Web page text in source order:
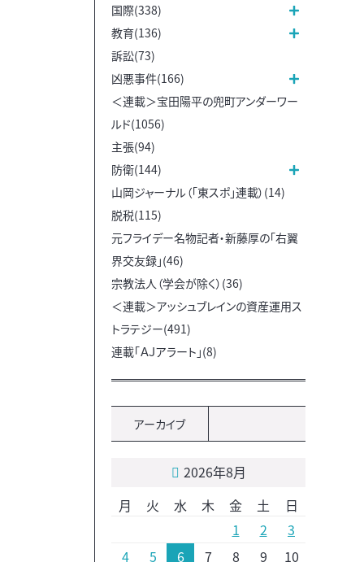
国際(338)
教育(136)
訴訟(73)
凶悪事件(166)
＜連載＞宝田陽平の兜町アンダーワー
ルド(1056)
主張(94)
防衛(144)
山岡ジャーナル（「東スポ」連載）(14)
脱税(115)
元フライデー名物記者・新藤厚の「右翼
界交友録」(46)
宗教法人（学会が除く）(36)
＜連載＞アッシュブレインの資産運用ス
トラテジー(491)
連載「ＡＪアラート」(8)
アーカイブ
2026年8月
月
火 水 木 金 土
日
1
2
3
4
5 6 7 8 9 10